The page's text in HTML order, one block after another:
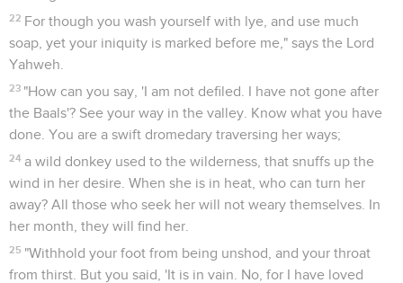
22 For though you wash yourself with lye, and use much
soap, yet your iniquity is marked before me," says the Lord
Yahweh.
23 "How can you say, 'I am not defiled. I have not gone after
the Baals'? See your way in the valley. Know what you have
done. You are a swift dromedary traversing her ways;
24 a wild donkey used to the wilderness, that snuffs up the
wind in her desire. When she is in heat, who can turn her
away? All those who seek her will not weary themselves. In
her month, they will find her.
25 "Withhold your foot from being unshod, and your throat
from thirst. But you said, 'It is in vain. No, for I have loved